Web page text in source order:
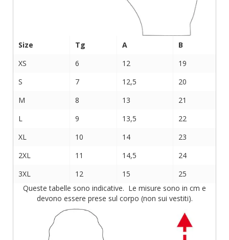
Size Tg A
B
XS
6 12
19
S
7 12,5
20
M
8 13
21
L
9 13,5
22
XL
10 14
23
2XL
11 14,5
24
3XL
12 15
25
Queste tabelle sono indicative. Le misure sono in cm e
devono essere prese sul corpo (non sui vestiti).